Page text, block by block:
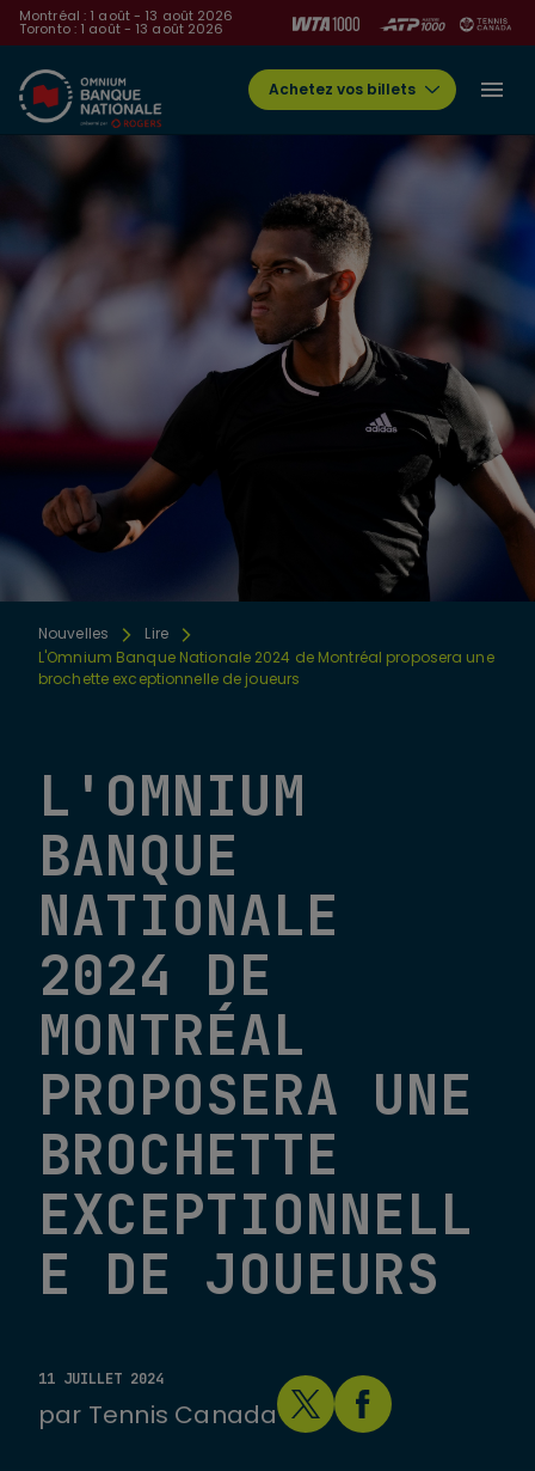
Montréal : 1 août - 13 août 2026
Toronto : 1 août - 13 août 2026
Achetez vos billets
Nouvelles
Lire
L'Omnium Banque Nationale 2024 de Montréal proposera une
brochette exceptionnelle de joueurs
L'OMNIUM
BANQUE
NATIONALE
2024 DE
MONTRÉAL
PROPOSERA UNE
BROCHETTE
EXCEPTIONNELL
E DE JOUEURS
11 JUILLET 2024
par Tennis Canada